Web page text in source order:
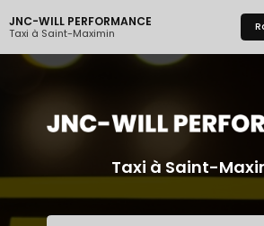
au
contenu
principal
JNC-WILL PERFORMANCE
Taxi à Saint-Maximin
Taxi à Saint-